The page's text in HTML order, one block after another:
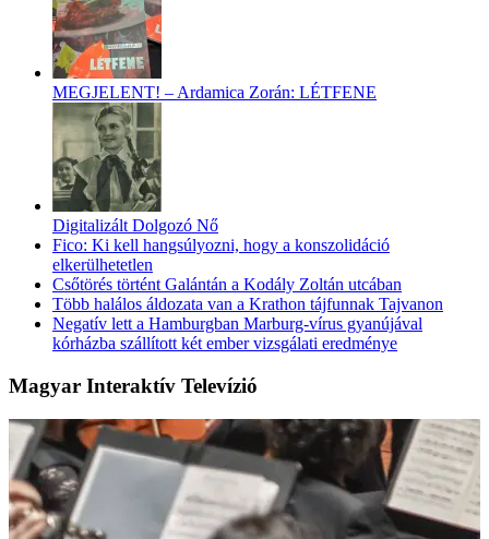
MEGJELENT! – Ardamica Zorán: LÉTFENE
Digitalizált Dolgozó Nő
Fico: Ki kell hangsúlyozni, hogy a konszolidáció
elkerülhetetlen
Csőtörés történt Galántán a Kodály Zoltán utcában
Több halálos áldozata van a Krathon tájfunnak Tajvanon
Negatív lett a Hamburgban Marburg-vírus gyanújával
kórházba szállított két ember vizsgálati eredménye
Magyar Interaktív Televízió
Ország Lili 100